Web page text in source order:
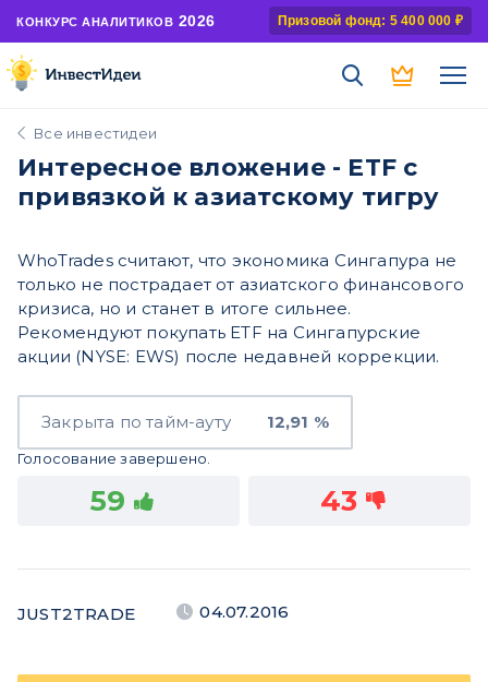
КОНКУРС АНАЛИТИКОВ 2026 Призовой фонд: 5 400 000 ₽
Все инвестидеи
Интересное вложение - ETF с
привязкой к азиатскому тигру
WhoTrades считают, что экономика Сингапура не
только не пострадает от азиатского финансового
кризиса, но и станет в итоге сильнее.
Рекомендуют покупать ETF на Сингапурские
акции (NYSE: EWS) после недавней коррекции.
Закрыта по тайм-ауту 12,91 %
Голосование завершено.
59 43
JUST2TRADE 04.07.2016